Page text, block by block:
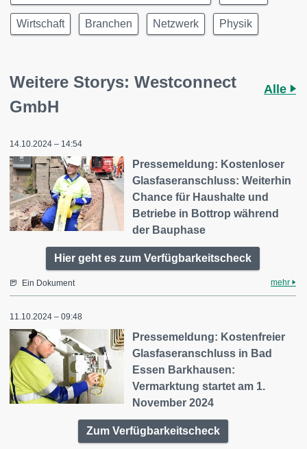
Wirtschaft Branchen Netzwerk Physik
Weitere Storys: Westconnect
GmbH
Alle
14.10.2024 – 14:54
Pressemeldung: Kostenloser
Glasfaseranschluss: Weiterhin
Chance für Haushalte und
Betriebe in Bottrop während
der Bauphase
Hier geht es zum Verfügbarkeitscheck
Ein Dokument mehr
11.10.2024 – 09:48
Pressemeldung: Kostenfreier
Glasfaseranschluss in Bad
Essen Barkhausen:
Vermarktung startet am 1.
November 2024
Zum Verfügbarkeitscheck